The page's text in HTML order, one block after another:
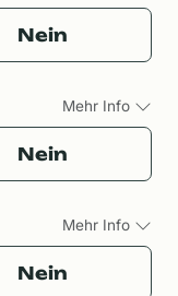
Nein
Mehr Info
Nein
Mehr Info
Nein